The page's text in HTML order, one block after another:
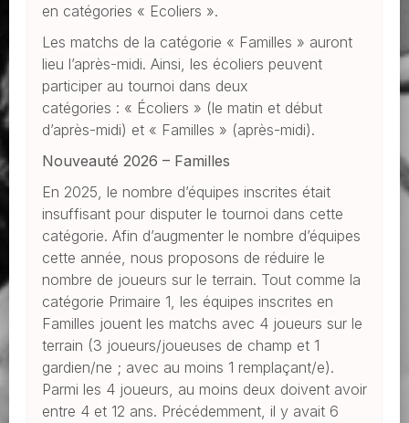
en catégories « Ecoliers ».
Les matchs de la catégorie « Familles » auront
lieu l’après-midi. Ainsi, les écoliers peuvent
participer au tournoi dans deux
catégories : « Écoliers » (le matin et début
d’après-midi) et « Familles » (après-midi).
Nouveauté 2026 – Familles
En 2025, le nombre d’équipes inscrites était
insuffisant pour disputer le tournoi dans cette
catégorie. Afin d’augmenter le nombre d’équipes
cette année, nous proposons de réduire le
nombre de joueurs sur le terrain. Tout comme la
catégorie Primaire 1, les équipes inscrites en
Familles jouent les matchs avec 4 joueurs sur le
terrain (3 joueurs/joueuses de champ et 1
gardien/ne ; avec au moins 1 remplaçant/e).
Parmi les 4 joueurs, au moins deux doivent avoir
entre 4 et 12 ans. Précédemment, il y avait 6